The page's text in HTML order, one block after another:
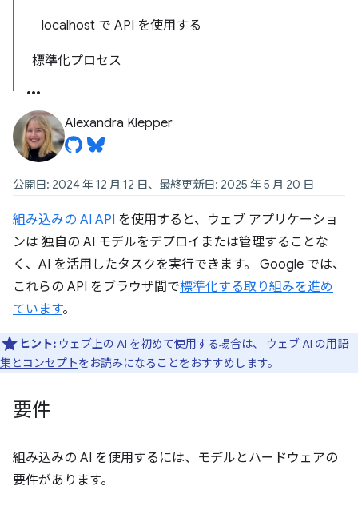
localhost で API を使用する
標準化プロセス
Alexandra Klepper
公開日: 2024 年 12 月 12 日、最終更新日: 2025 年 5 月 20 日
組み込みの AI API を使用すると、ウェブ アプリケーショ
ンは 独自の AI モデルをデプロイまたは管理することな
く、AI を活用したタスクを実行できます。 Google では、
これらの API をブラウザ間で標準化する取り組みを進め
ています。
ヒント: ウェブ上の AI を初めて使用する場合は、
ウェブ AI の用語
集とコンセプトをお読みになることをおすすめします。
要件
組み込みの AI を使用するには、モデルとハードウェアの
要件があります。